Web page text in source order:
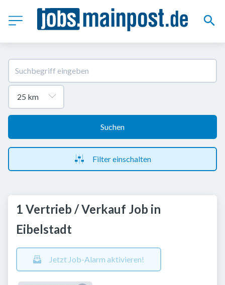
Suchen
Filter einschalten
1 Vertrieb / Verkauf Job in
Eibelstadt
Jetzt Job-Alarm aktivieren!